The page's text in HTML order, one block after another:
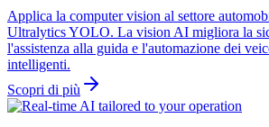
Applica la computer vision al settore
Ultralytics YOLO. La vision AI migliora la
l'assistenza alla guida e l'automazione dei
intelligenti.
Scopri di più